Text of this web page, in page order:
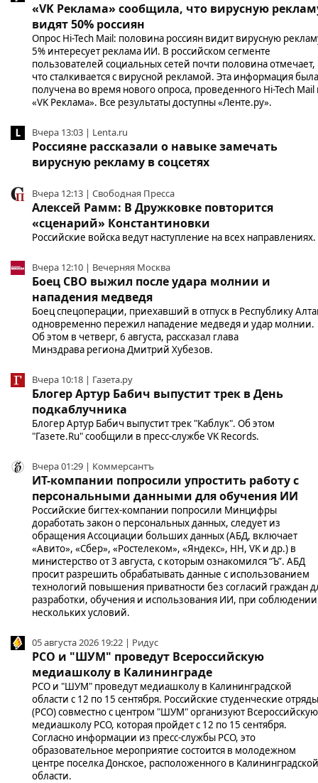
«VK Реклама» сообщила, что вирусную
видят 50% россиян
Опрос Hi-Tech Mail: половина россиян видит вирусную
5% интересует реклама ИИ. В российском сегменте
пользователей социальных сетей почти половина отмечает,
что сталкивается с вирусной рекламой. Эта информация была
получена во время нового опроса, проведенного Hi-Tech Mail
«VK Реклама». Все результаты доступны «Ленте.ру».
Вчера 13:03 | Lenta.ru
Россияне рассказали о навыке замечать
вирусную рекламу в соцсетях
Вчера 12:13 | Свободная Пресса
Алексей Рамм: В Дружковке повторится
«сценарий» Константиновки
Российские войска ведут наступление на всех направлениях.
Вчера 12:10 | Вечерняя Москва
Боец СВО выжил после удара молнии и
нападения медведя
Боец спецоперации, приехавший в отпуск в Республику
одновременно пережил нападение медведя и удар молнии.
Об этом в четверг, 6 августа, рассказал глава
Минздрава региона Дмитрий Хубезов.
Вчера 10:18 | Газета.ру
Блогер Артур Бабич выпустит трек в День
подкаблучника
Блогер Артур Бабич выпустит трек "Каблук". Об этом
"Газете.Ru" сообщили в пресс-службе VK Records.
Вчера 01:29 | Коммерсантъ
ИТ-компании попросили упростить работу с
персональными данными для обучения ИИ
Российские бигтех-компании попросили Минцифры
доработать закон о персональных данных, следует из
обращения Ассоциации больших данных (АБД, включает
«Авито», «Сбер», «Ростелеком», «Яндекс», HH, VK и др.) в
министерство от 3 августа, с которым ознакомился “Ъ”. АБД
просит разрешить обрабатывать данные с использованием
технологий повышения приватности без согласий граждан
разработки, обучения и использования ИИ, при соблюдении
нескольких условий.
05 августа 2026 19:22 | Ридус
РСО и "ШУМ" проведут Всероссийскую
медиашколу в Калининграде
РСО и "ШУМ" проведут медиашколу в Калининградской
области с 12 по 15 сентября. Российские студенческие отряды
(РСО) совместно с центром "ШУМ" организуют Всероссийскую
медиашколу РСО, которая пройдет с 12 по 15 сентября.
Согласно информации из пресс-службы РСО, это
образовательное мероприятие состоится в молодежном
центре поселка Донское, расположенного в Калининградской
области.